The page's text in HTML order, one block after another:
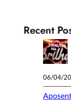
Recent
06/04/